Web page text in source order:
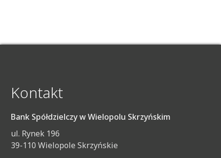
Kontakt
Bank Spółdzielczy w Wielopolu Skrzyńskim
ul. Rynek 196
39-110 Wielopole Skrzyńskie